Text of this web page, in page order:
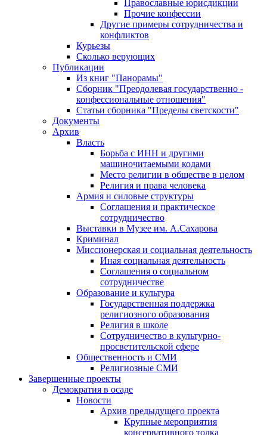
Православные юрисдикции
Прочие конфессии
Другие примеры сотрудничества и
конфликтов
Курьезы
Сколько верующих
Публикации
Из книг "Панорамы"
Сборник "Преодолевая государственно -
конфессиональные отношения"
Статьи сборника "Пределы светскости"
Документы
Архив
Власть
Борьба с ИНН и другими
машиночитаемыми кодами
Место религии в обществе в целом
Религия и права человека
Армия и силовые структуры
Соглашения и практическое
сотрудничество
Выставки в Музее им. А.Сахарова
Криминал
Миссионерская и социальная деятельность
Иная социальная деятельность
Соглашения о социальном
сотрудничестве
Образование и культура
Государственная поддержка
религиозного образования
Религия в школе
Сотрудничество в культурно-
просветительской сфере
Общественность и СМИ
Религиозные СМИ
Завершенные проекты
Демократия в осаде
Новости
Архив предыдущего проекта
Крупные мероприятия
консервативного толка